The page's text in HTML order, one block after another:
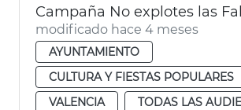
modificado hace 4 meses
AYUNTAMIENTO
CULTURA Y FIESTAS POPULARES
VALENCIA
TODAS LAS